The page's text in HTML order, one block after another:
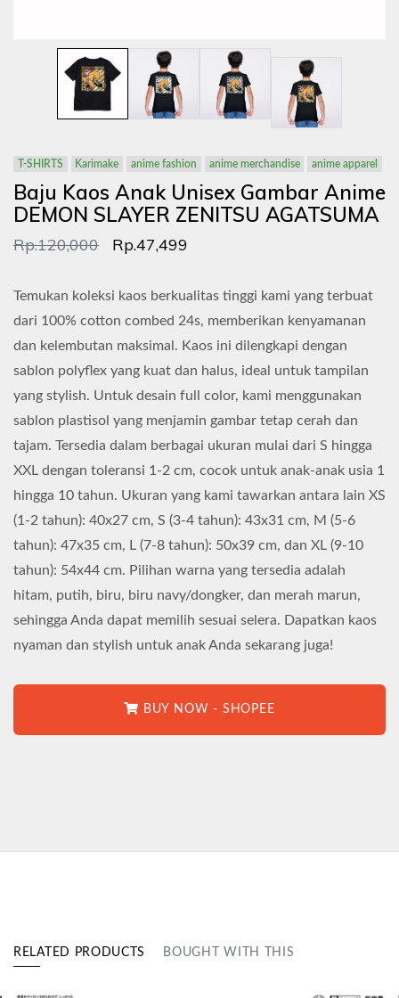
T-SHIRTS Karimake anime fashion anime merchandise anime apparel
Baju Kaos Anak Unisex Gambar Anime
DEMON SLAYER ZENITSU AGATSUMA
Rp.120,000 Rp.47,499
Temukan koleksi kaos berkualitas tinggi kami yang terbuat
dari 100% cotton combed 24s, memberikan kenyamanan
dan kelembutan maksimal. Kaos ini dilengkapi dengan
sablon polyflex yang kuat dan halus, ideal untuk tampilan
yang stylish. Untuk desain full color, kami menggunakan
sablon plastisol yang menjamin gambar tetap cerah dan
tajam. Tersedia dalam berbagai ukuran mulai dari S hingga
XXL dengan toleransi 1-2 cm, cocok untuk anak-anak usia 1
hingga 10 tahun. Ukuran yang kami tawarkan antara lain XS
(1-2 tahun): 40x27 cm, S (3-4 tahun): 43x31 cm, M (5-6
tahun): 47x35 cm, L (7-8 tahun): 50x39 cm, dan XL (9-10
tahun): 54x44 cm. Pilihan warna yang tersedia adalah
hitam, putih, biru, biru navy/dongker, dan merah marun,
sehingga Anda dapat memilih sesuai selera. Dapatkan kaos
nyaman dan stylish untuk anak Anda sekarang juga!
BUY NOW - SHOPEE
RELATED PRODUCTS BOUGHT WITH THIS